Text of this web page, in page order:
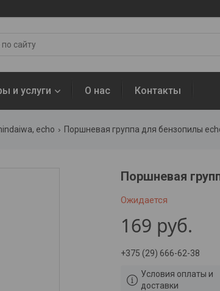
и услуги О нас Контакты
echo Поршневая группа для бензопилы
Поршневая
Ожидается
169 руб.
+375 (29) 666-62-38
Условия оплаты и
доставки